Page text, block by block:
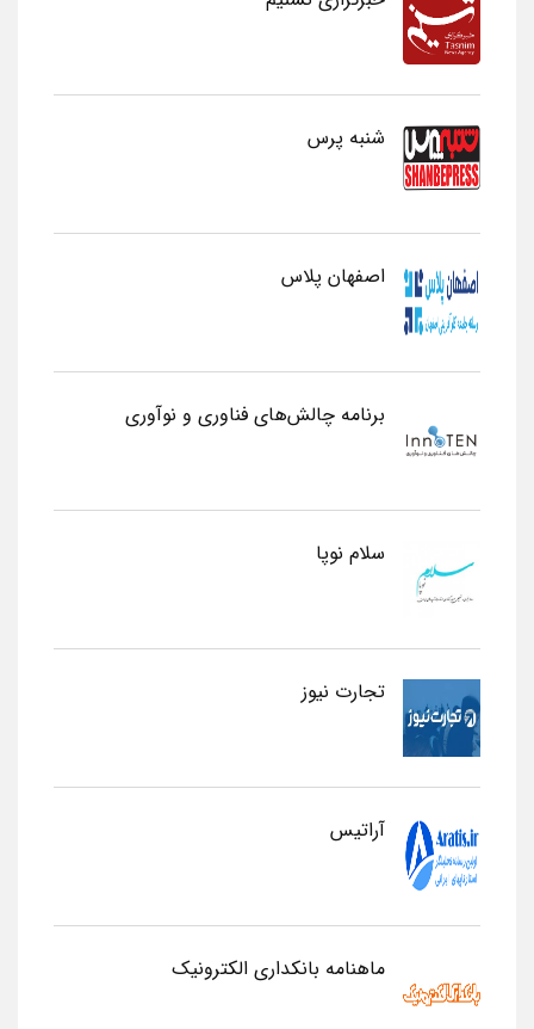
شنبه پرس
اصفهان پلاس
برنامه چالش‌های فناوری و نوآوری
سلام نوپا
تجارت نیوز
آراتیس
ماهنامه بانکداری الکترونیک